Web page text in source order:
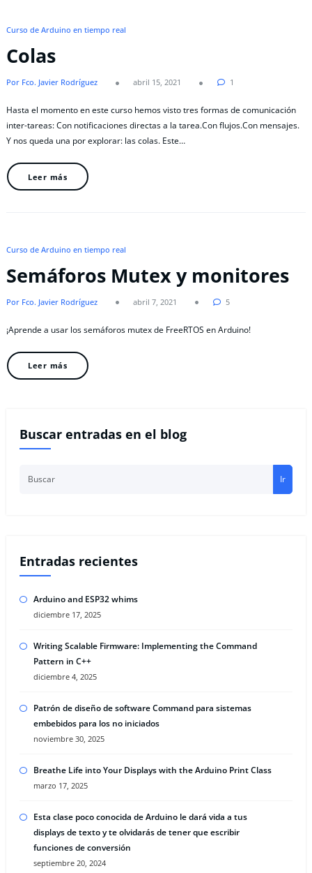
Curso de Arduino en tiempo real
Colas
Por Fco. Javier Rodríguez abril 15, 2021 1
Hasta el momento en este curso hemos visto tres formas de comunicación
inter-tareas: Con notificaciones directas a la tarea.Con flujos.Con mensajes.
Y nos queda una por explorar: las colas. Este…
Leer más
Curso de Arduino en tiempo real
Semáforos Mutex y monitores
Por Fco. Javier Rodríguez abril 7, 2021 5
¡Aprende a usar los semáforos mutex de FreeRTOS en Arduino!
Leer más
Buscar entradas en el blog
Ir
Entradas recientes
Arduino and ESP32 whims
diciembre 17, 2025
Writing Scalable Firmware: Implementing the Command
Pattern in C++
diciembre 4, 2025
Patrón de diseño de software Command para sistemas
embebidos para los no iniciados
noviembre 30, 2025
Breathe Life into Your Displays with the Arduino Print Class
marzo 17, 2025
Esta clase poco conocida de Arduino le dará vida a tus
displays de texto y te olvidarás de tener que escribir
funciones de conversión
septiembre 20, 2024